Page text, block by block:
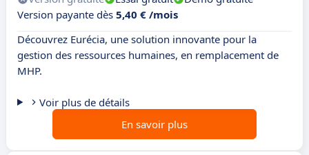
Version payante dès 5,40 € /mois
Découvrez Eurécia, une solution innovante pour la
gestion des ressources humaines, en remplacement de
MHP.
Voir plus de détails
En savoir plus